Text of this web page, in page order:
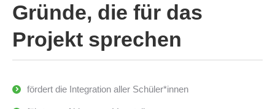
Gründe, die für das
Projekt sprechen
fördert die Integration aller Schüler*innen